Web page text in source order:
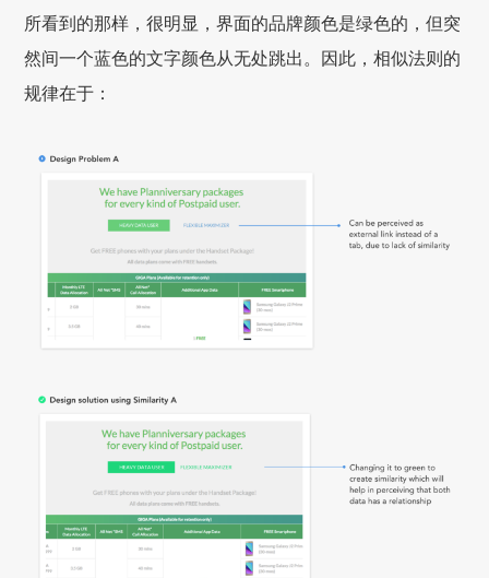
所看到的那样，很明显，界面的品牌颜色是绿色的，但突
然间一个蓝色的文字颜色从无处跳出。因此，相似法则的
规律在于：